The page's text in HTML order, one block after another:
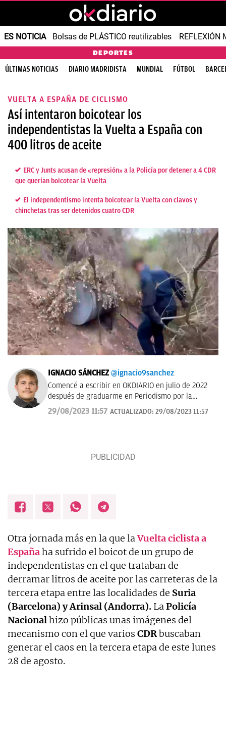
ES NOTICIA Bolsas de PLÁSTICO reutilizables REFLEXIÓN
DEPORTES
ÚLTIMAS NOTICIAS DIARIO MADRIDISTA MUNDIAL FÚTBOL
VUELTA A ESPAÑA DE CICLISMO
Así intentaron boicotear los
independentistas la Vuelta a España con
400 litros de aceite
ERC y Junts acusan de «represión» a la Policía por detener a 4 CDR
que querían boicotear la Vuelta
El independentismo intenta boicotear la Vuelta con clavos y
chinchetas tras ser detenidos cuatro CDR
IGNACIO SÁNCHEZ @ignacio9sanchez
Comencé a escribir en OKDIARIO en julio de 2022
después de graduarme en Periodismo por la
Universidad Carlos III de Madrid.
29/08/2023 11:57 ACTUALIZADO: 29/08/2023 11:57
Otra jornada más en la que laVuelta ciclista a
Españaha sufrido el boicot de un grupo de
independentistas en el que trataban de
derramar litros de aceite por las carreteras de la
tercera etapa entre las localidades de Suria
(Barcelona) y Arinsal (Andorra). LaPolicía
Nacionalhizo públicas unas imágenes del
mecanismo con el que varios CDRbuscaban
generar el caos en la tercera etapa de este lunes
28 de agosto.